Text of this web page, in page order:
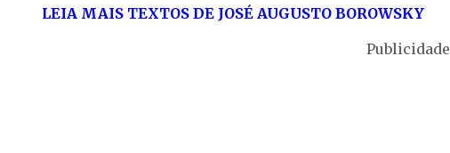
LEIA MAIS TEXTOS DE JOSÉ AUGUSTO BOROWSKY
Publicidade